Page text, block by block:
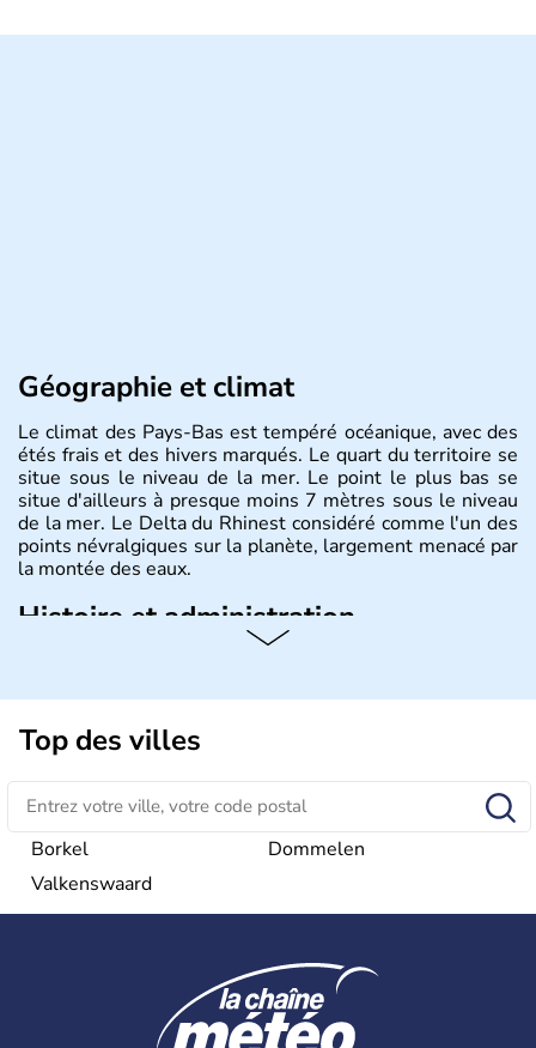
Géographie et climat
Le climat des Pays-Bas est tempéré océanique, avec des
étés frais et des hivers marqués. Le quart du territoire se
situe sous le niveau de la mer. Le point le plus bas se
situe d'ailleurs à presque moins 7 mètres sous le niveau
de la mer. Le Delta du Rhinest considéré comme l'un des
points névralgiques sur la planète, largement menacé par
la montée des eaux.
Histoire et administration
D'autres villes jouissent d'une grande importance,
Rotterdam pour le trafic commercial, et La Haye pour son
rôle dans la construction européenne. Le pays est
représenté par le Roi Willem-Alexander.depuis le 30
avril 2013.
Top des villes
Borkel
Dommelen
Valkenswaard